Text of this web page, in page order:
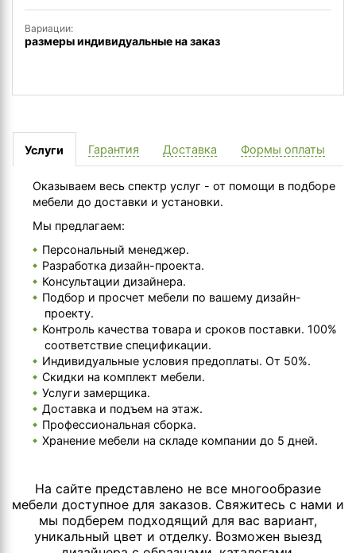
Вариации:
размеры индивидуальные на заказ
Услуги
Оказываем весь спектр услуг - от помощи в подборе
мебели до доставки и установки.
Мы предлагаем:
Персональный менеджер.
Разработка дизайн-проекта.
Консультации дизайнера.
Подбор и просчет мебели по вашему дизайн-
проекту.
Контроль качества товара и сроков поставки. 100%
соответствие спецификации.
Индивидуальные условия предоплаты. От 50%.
Скидки на комплект мебели.
Услуги замерщика.
Доставка и подъем на этаж.
Профессиональная сборка.
Хранение мебели на складе компании до 5 дней.
Гарантия Доставка Формы оплаты
На сайте представлено не все многообразие
мебели доступное для заказов. Свяжитесь с нами и
мы подберем подходящий для вас вариант,
уникальный цвет и отделку. Возможен выезд